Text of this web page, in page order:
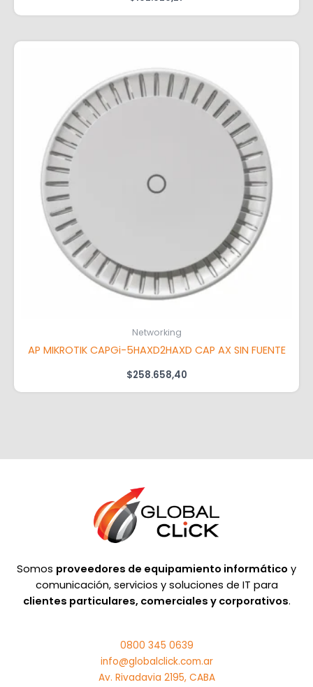
Networking
AP MIKROTIK CAPGi-5HAXD2HAXD CAP AX SIN FUENTE
$258.658,40
Somos proveedores de equipamiento informático y
comunicación, servicios y soluciones de IT para
clientes particulares, comerciales y corporativos.
0800 345 0639
info@globalclick.com.ar
Av. Rivadavia 2195, CABA